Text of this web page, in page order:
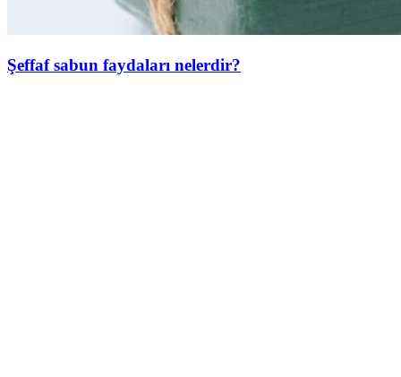
Şeffaf sabun faydaları nelerdir?